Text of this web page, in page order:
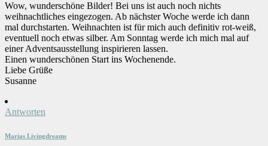
Wow, wunderschöne Bilder! Bei uns ist auch noch nichts
weihnachtliches eingezogen. Ab nächster Woche werde ich dann
mal durchstarten. Weihnachten ist für mich auch definitiv rot-weiß,
eventuell noch etwas silber. Am Sonntag werde ich mich mal auf
einer Adventsausstellung inspirieren lassen.
Einen wunderschönen Start ins Wochenende.
Liebe Grüße
Susanne
Antworten
Marias Livingdreams